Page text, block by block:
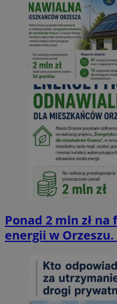
Ponad 2 mln zł
energii w